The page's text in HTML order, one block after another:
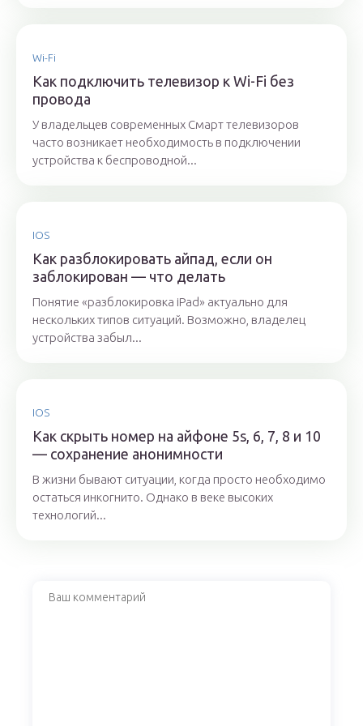
Wi-Fi
Как подключить телевизор к Wi-Fi без
провода
У владельцев современных Смарт телевизоров
часто возникает необходимость в подключении
устройства к беспроводной...
IOS
Как разблокировать айпад, если он
заблокирован — что делать
Понятие «разблокировка iPad» актуально для
нескольких типов ситуаций. Возможно, владелец
устройства забыл...
IOS
Как скрыть номер на айфоне 5s, 6, 7, 8 и 10
— сохранение анонимности
В жизни бывают ситуации, когда просто необходимо
остаться инкогнито. Однако в веке высоких
технологий...